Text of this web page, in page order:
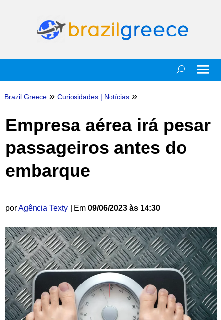
Brazil Greece » Curiosidades| Notícias »
Empresa aérea irá pesar
passageiros antes do
embarque
porAgência Texty | Em 09/06/2023 às 14:30